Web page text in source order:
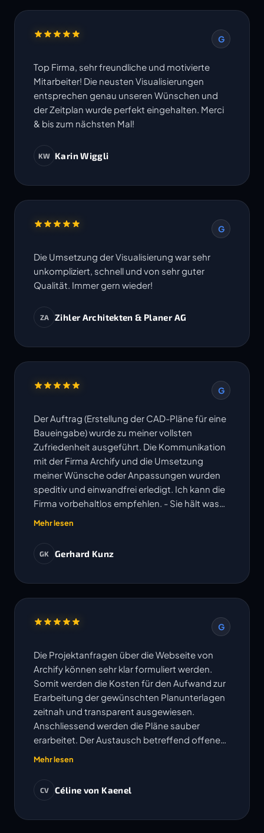
G
Top Firma, sehr freundliche und motivierte
Mitarbeiter! Die neusten Visualisierungen
entsprechen genau unseren Wünschen und
der Zeitplan wurde perfekt eingehalten. Merci
& bis zum nächsten Mal!
KW Karin Wiggli
G
Die Umsetzung der Visualisierung war sehr
unkompliziert, schnell und von sehr guter
Qualität. Immer gern wieder!
ZA Zihler Architekten & Planer AG
G
Der Auftrag (Erstellung der CAD-Pläne für eine
Baueingabe) wurde zu meiner vollsten
Zufriedenheit ausgeführt. Die Kommunikation
mit der Firma Archify und die Umsetzung
meiner Wünsche oder Anpassungen wurden
speditiv und einwandfrei erledigt. Ich kann die
Firma vorbehaltlos empfehlen. - Sie hält was
ihre Website verspricht!
Mehr lesen
GK Gerhard Kunz
G
Die Projektanfragen über die Webseite von
Archify können sehr klar formuliert werden.
Somit werden die Kosten für den Aufwand zur
Erarbeitung der gewünschten Planunterlagen
zeitnah und transparent ausgewiesen.
Anschliessend werden die Pläne sauber
erarbeitet. Der Austausch betreffend offenen
Fragen erfolgt sehr unkompliziert und
Termine werden eingehalten. Ich freue mich
Mehr lesen
CV Céline von Kaenel